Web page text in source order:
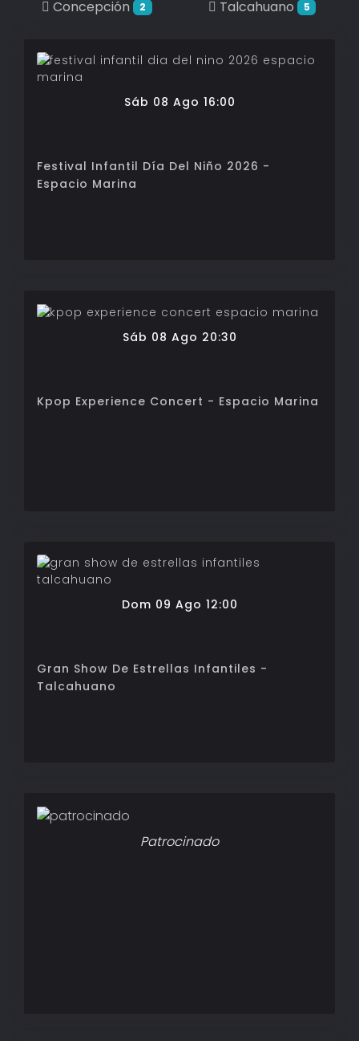
Concepción 2 Talcahuano 5
Sáb 08 Ago 16:00
Festival Infantil Día Del Niño 2026 -
Espacio Marina
Sáb 08 Ago 20:30
Kpop Experience Concert - Espacio Marina
Dom 09 Ago 12:00
Gran Show De Estrellas Infantiles -
Talcahuano
Patrocinado